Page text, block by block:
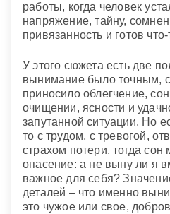
работы, когда человек
напряжение, тайну,
привязанность и готов
У этого сюжета есть две
вынимание было точным,
приносило облегчение,
очищении, ясности и
запутанной ситуации. Но
то с трудом, с тревогой,
страхом потери, тогда сон
опасение: а не выну ли я
важное для себя?
деталей – что именно
это чужое или свое,